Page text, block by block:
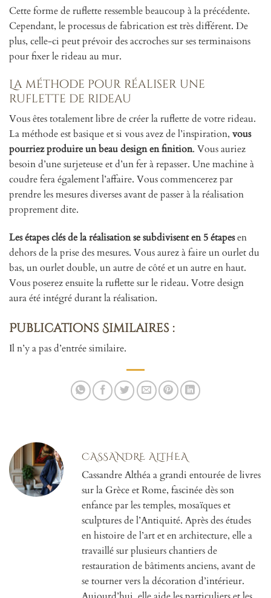
Cette forme de ruflette ressemble beaucoup à la précédente.
Cependant, le processus de fabrication est très différent. De
plus, celle-ci peut prévoir des accroches sur ses terminaisons
pour fixer le rideau au mur.
La méthode pour réaliser une
ruflette de rideau
Vous êtes totalement libre de créer la ruflette de votre rideau.
La méthode est basique et si vous avez de l’inspiration, vous
pourriez produire un beau design en finition. Vous auriez
besoin d’une surjeteuse et d’un fer à repasser. Une machine à
coudre fera également l’affaire. Vous commencerez par
prendre les mesures diverses avant de passer à la réalisation
proprement dite.
Les étapes clés de la réalisation se subdivisent en 5 étapesen
dehors de la prise des mesures. Vous aurez à faire un ourlet du
bas, un ourlet double, un autre de côté et un autre en haut.
Vous poserez ensuite la ruflette sur le rideau. Votre design
aura été intégré durant la réalisation.
Publications Similaires :
Il n’y a pas d’entrée similaire.
CASSANDRE ALTHEA
Cassandre Althéa a grandi entourée de livres
sur la Grèce et Rome, fascinée dès son
enfance par les temples, mosaïques et
sculptures de l’Antiquité. Après des études
en histoire de l’art et en architecture, elle a
travaillé sur plusieurs chantiers de
restauration de bâtiments anciens, avant de
se tourner vers la décoration d’intérieur.